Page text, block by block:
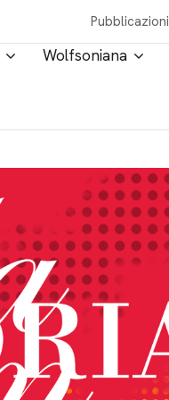
Pubblicazioni
Wolfsoniana